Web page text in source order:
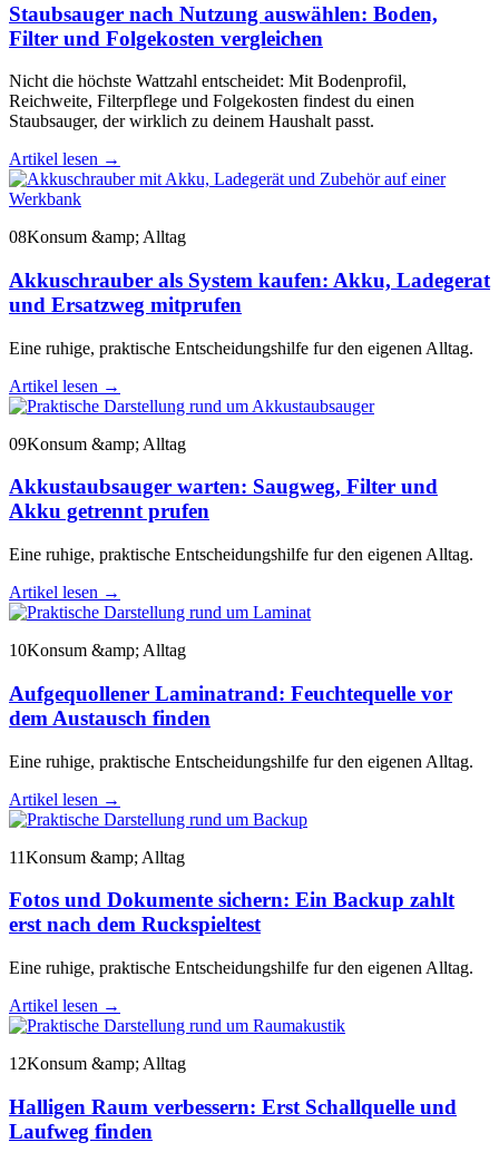
Staubsauger nach Nutzung auswählen: Boden,
Filter und Folgekosten vergleichen
Nicht die höchste Wattzahl entscheidet: Mit Bodenprofil,
Reichweite, Filterpflege und Folgekosten findest du einen
Staubsauger, der wirklich zu deinem Haushalt passt.
Artikel lesen →
08Konsum &amp; Alltag
Akkuschrauber als System kaufen: Akku, Ladegerat
und Ersatzweg mitprufen
Eine ruhige, praktische Entscheidungshilfe fur den eigenen Alltag.
Artikel lesen →
09Konsum &amp; Alltag
Akkustaubsauger warten: Saugweg, Filter und
Akku getrennt prufen
Eine ruhige, praktische Entscheidungshilfe fur den eigenen Alltag.
Artikel lesen →
10Konsum &amp; Alltag
Aufgequollener Laminatrand: Feuchtequelle vor
dem Austausch finden
Eine ruhige, praktische Entscheidungshilfe fur den eigenen Alltag.
Artikel lesen →
11Konsum &amp; Alltag
Fotos und Dokumente sichern: Ein Backup zahlt
erst nach dem Ruckspieltest
Eine ruhige, praktische Entscheidungshilfe fur den eigenen Alltag.
Artikel lesen →
12Konsum &amp; Alltag
Halligen Raum verbessern: Erst Schallquelle und
Laufweg finden